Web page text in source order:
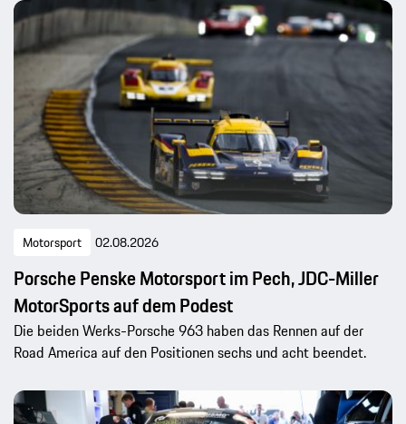
Motorsport 02.08.2026
Porsche Penske Motorsport im Pech, JDC-Miller
MotorSports auf dem Podest
Die beiden Werks-Porsche 963 haben das Rennen auf der
Road America auf den Positionen sechs und acht beendet.